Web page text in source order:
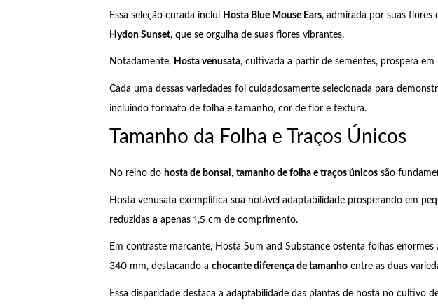
Essa seleção curada inclui Hosta Blue Mouse Ears, admirada por suas flores
Hydon Sunset, que se orgulha de suas flores vibrantes.
Notadamente, Hosta venusata, cultivada a partir de sementes, prospera em
Cada uma dessas variedades foi cuidadosamente selecionada para
incluindo formato de folha e tamanho, cor de flor e textura.
Tamanho da Folha e Traços Únicos
No reino do hosta de bonsai, tamanho de folha e traços únicossão
Hosta venusata exemplifica sua notável adaptabilidade prosperando em
reduzidas a apenas 1,5 cm de comprimento.
Em contraste marcante, Hosta Sum and Substance ostenta folhas
340 mm, destacando a chocante diferença de tamanhoentre as duas
Essa disparidade destaca a adaptabilidade das plantas de hosta no cultivo